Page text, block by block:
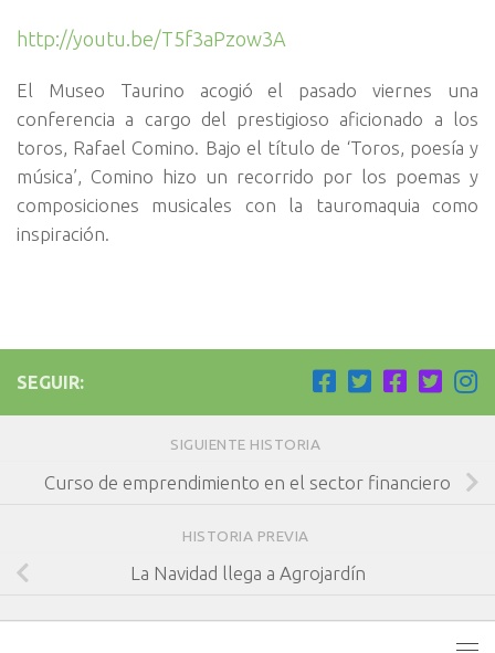
http://youtu.be/T5f3aPzow3A
El Museo Taurino acogió el pasado viernes una
conferencia a cargo del prestigioso aficionado a los
toros, Rafael Comino. Bajo el título de ‘Toros, poesía y
música’, Comino hizo un recorrido por los poemas y
composiciones musicales con la tauromaquia como
inspiración.
SEGUIR:
SIGUIENTE HISTORIA
Curso de emprendimiento en el sector financiero
HISTORIA PREVIA
La Navidad llega a Agrojardín